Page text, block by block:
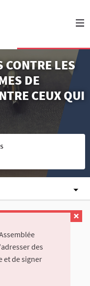
CONTRE LES
DE
CEUX QUI
des
et de signer